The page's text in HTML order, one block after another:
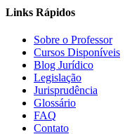
Links Rápidos
Sobre o Professor
Cursos Disponíveis
Blog Jurídico
Legislação
Jurisprudência
Glossário
FAQ
Contato